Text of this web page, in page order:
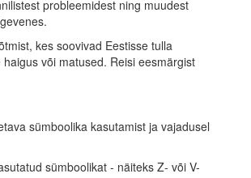
probleemidest ning muudest
kes soovivad Eestisse tulla
või matused. Reisi eesmärgist
sümboolika kasutamist ja vajadusel
sümboolikat - näiteks Z- või V-